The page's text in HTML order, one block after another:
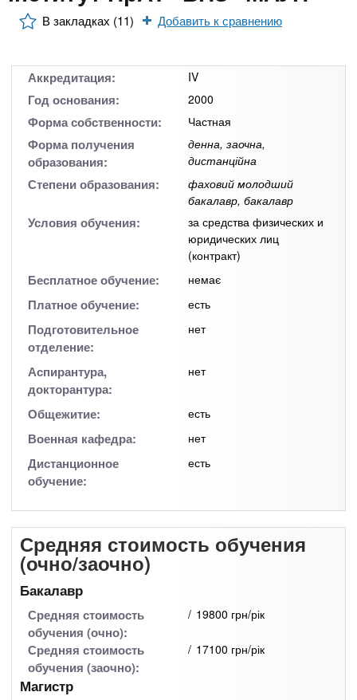
n
t
s
n
o
За рубежом
В закладках (11) Добавить к сравнению
Аккредитация: IV
Год основания: 2000
Форма собственности: Частная
Форма получения
образования:
денна, заочна,
дистанційна
Степени образования:
фаховий молодший
бакалавр, бакалавр
Условия обучения:
за средства физических и
юридических лиц
(контракт)
Бесплатное обучение: немає
Платное обучение: есть
Подготовительное
отделение:
нет
Аспирантура,
докторантура:
нет
Общежитие: есть
Военная кафедра: нет
Дистанционное
обучение:
есть
Средняя стоимость обучения
(очно/заочно)
Бакалавр
Средняя стоимость
обучения (очно):
19800 грн/рік
Средняя стоимость
обучения (заочно):
17100 грн/рік
Магистр